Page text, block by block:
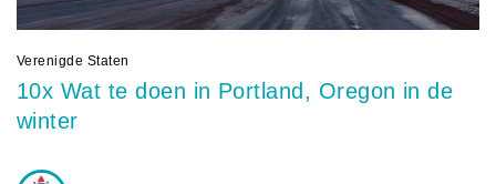
Verenigde Staten
10x Wat te doen in Portland, Oregon in de
winter